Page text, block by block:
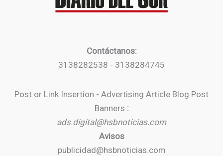
Contáctanos:
3138282538 - 3138284745
Post or Link Insertion - Advertising Article Blog Post
Banners :
ads.digital@hsbnoticias.com
Avisos
publicidad@hsbnoticias.com